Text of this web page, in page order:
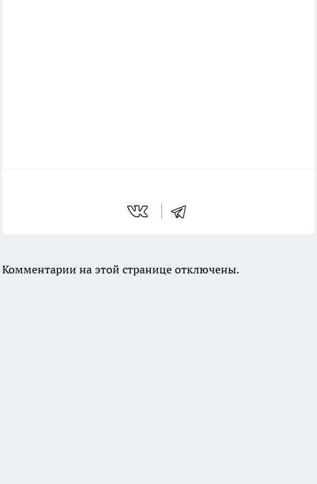
Комментарии на этой странице отключены.